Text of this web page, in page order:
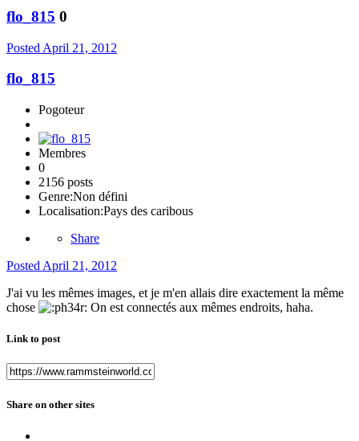
flo_815 0
Posted April 21, 2012
flo_815
Pogoteur
Membres
0
2156 posts
Genre:Non défini
Localisation:Pays des caribous
Share
Posted April 21, 2012
J'ai vu les mêmes images, et je m'en allais dire exactement la même
chose
On est connectés aux mêmes endroits, haha.
Link to post
Share on other sites